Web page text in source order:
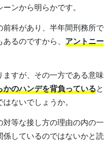
ンから明らかです。
科があり、半年間刑務所で
るのですから、 アントニー
すが、その一方である意味
かのハンデを背負っていると
ないでしょうか。
等な接し方の理由の内の一
しているのではないかと読